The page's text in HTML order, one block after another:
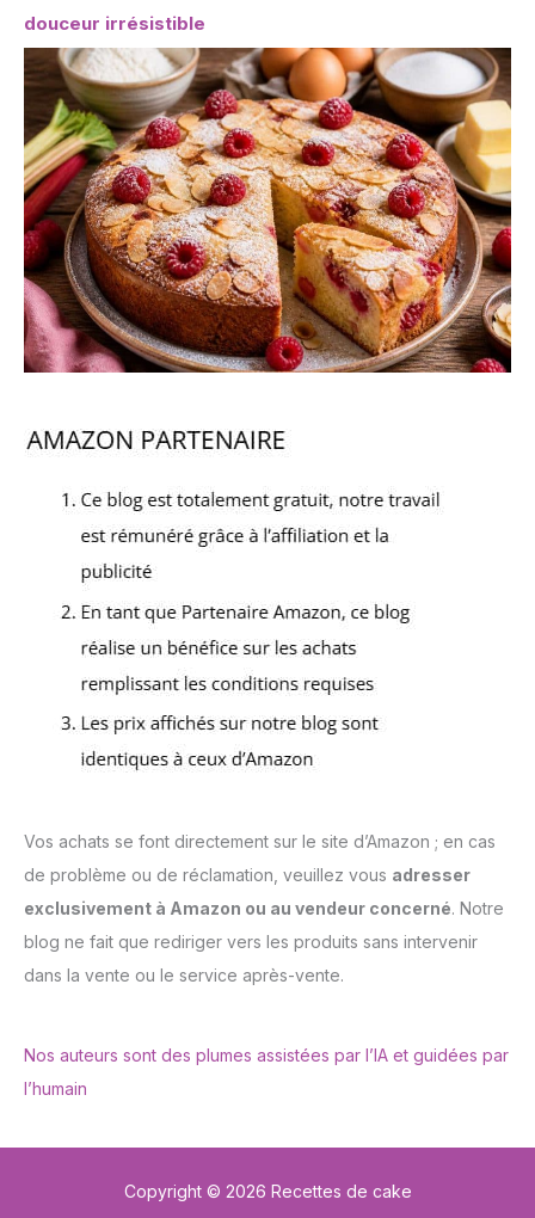
douceur irrésistible
Vos achats se font directement sur le site d’Amazon ; en cas
de problème ou de réclamation, veuillez vous adresser
exclusivement à Amazon ou au vendeur concerné. Notre
blog ne fait que rediriger vers les produits sans intervenir
dans la vente ou le service après-vente.
Nos auteurs sont des plumes assistées par l’IA et guidées par
l’humain
Copyright © 2026 Recettes de cake